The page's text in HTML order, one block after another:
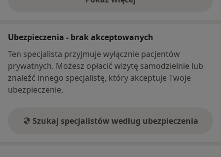
o adresie
Ubezpieczenia - brak akceptowanych
Ten specjalista przyjmuje wyłącznie pacjentów
prywatnych. Możesz opłacić wizytę samodzielnie lub
znaleźć innego specjalistę, który akceptuje Twoje
ubezpieczenie.
Szukaj specjalistów według ubezpieczenia